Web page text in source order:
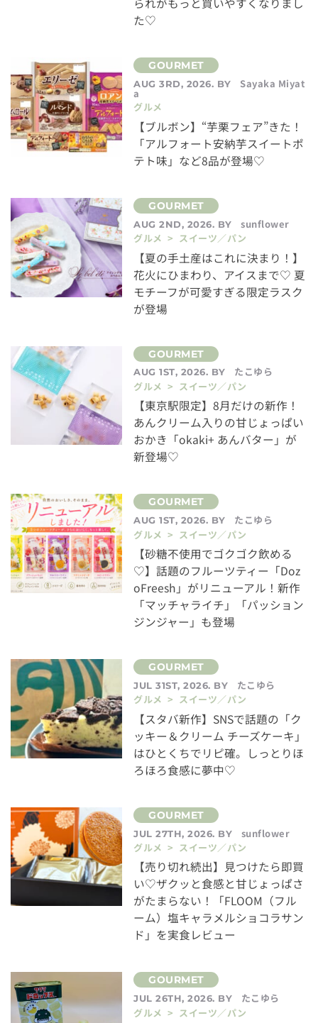
られがもっと買いやすくなりまし
た♡
AUG 3RD, 2026. BY Sayaka Miyat
a
グルメ
【ブルボン】“芋栗フェア”きた！
「アルフォート安納芋スイートポ
テト味」など8品が登場♡
AUG 2ND, 2026. BY
sunflower
グルメ > スイーツ／パン
【夏の手土産はこれに決まり！】
花火にひまわり、アイスまで♡ 夏
モチーフが可愛すぎる限定ラスク
が登場
AUG 1ST, 2026. BY
たこゆら
グルメ > スイーツ／パン
【東京駅限定】8月だけの新作！
あんクリーム入りの甘じょっぱい
おかき「okaki+ あんバター」が
新登場♡
AUG 1ST, 2026. BY
たこゆら
グルメ > スイーツ／パン
【砂糖不使用でゴクゴク飲める
♡】話題のフルーツティー「Doz
oFreesh」がリニューアル！新作
「マッチャライチ」「パッション
ジンジャー」も登場
JUL 31ST, 2026. BY
たこゆら
グルメ > スイーツ／パン
【スタバ新作】SNSで話題の「ク
ッキー＆クリーム チーズケーキ」
はひとくちでリピ確。しっとりほ
ろほろ食感に夢中♡
JUL 27TH, 2026. BY
sunflower
グルメ > スイーツ／パン
【売り切れ続出】見つけたら即買
い♡ザクッと食感と甘じょっぱさ
がたまらない！「FLOOM（フル
ーム）塩キャラメルショコラサン
ド」を実食レビュー
JUL 26TH, 2026. BY
たこゆら
グルメ > スイーツ／パン